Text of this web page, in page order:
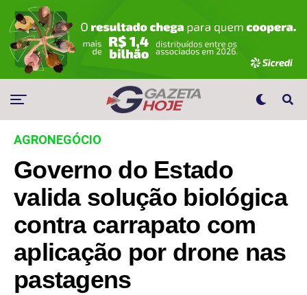
AGRONEGÓCIO
Governo do Estado
valida solução biológica
contra carrapato com
aplicação por drone nas
pastagens